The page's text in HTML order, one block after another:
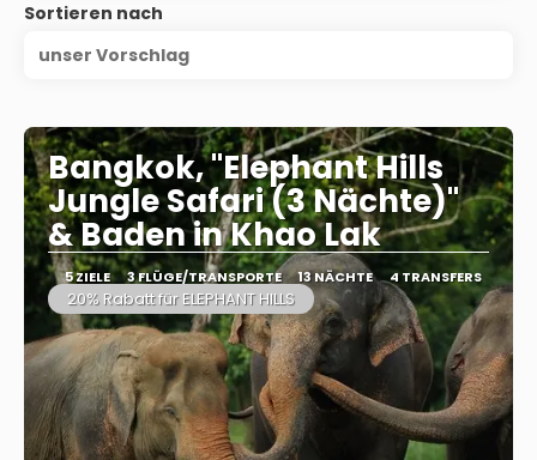
Sortieren nach
unser Vorschlag
Bangkok, "Elephant Hills
Jungle Safari (3 Nächte)"
& Baden in Khao Lak
5 ZIELE 3 FLÜGE/TRANSPORTE 13 NÄCHTE 4 TRANSFERS
20% Rabatt für ELEPHANT HILLS